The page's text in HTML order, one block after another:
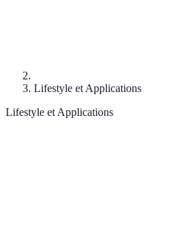
Lifestyle et Applications
Lifestyle et Applications